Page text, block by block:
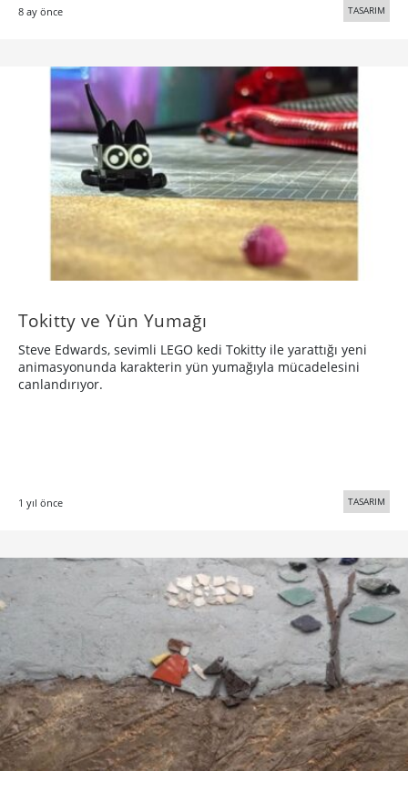
8 ay önce TASARIM
Tokitty ve Yün Yumağı
Steve Edwards, sevimli LEGO kedi Tokitty ile yarattığı yeni
animasyonunda karakterin yün yumağıyla mücadelesini
canlandırıyor.
1 yıl önce TASARIM